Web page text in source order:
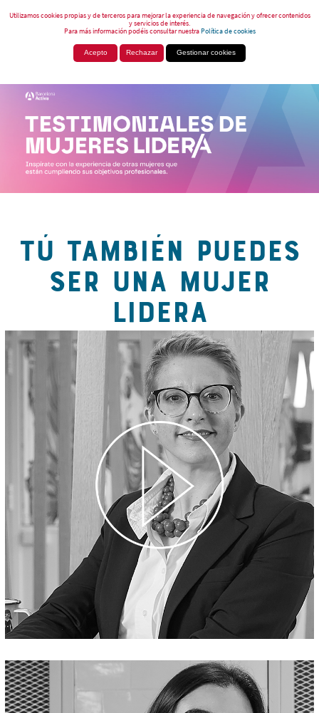
Utilizamos cookies propias y de terceros para mejorar la experiencia de navegación y ofrecer contenidos
y servicios de interés.
Para más información podéis consultar nuestraPolítica de cookies
Acepto Rechazar Gestionar cookies
TÚ TAMBIÉN PUEDES
SER UNA MUJER
LIDERA